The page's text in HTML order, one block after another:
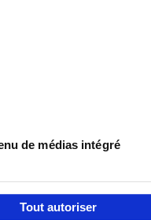
de médias intégré
Tout autoriser
Building Bonds =